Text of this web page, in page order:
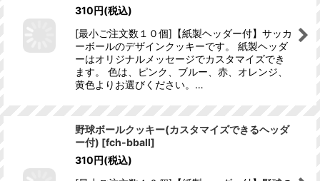
310円(税込)
[最小ご注文数１０個]【紙製ヘッダー付】サッカ
ーボールのデザインクッキーです。 紙製ヘッダ
ーはオリジナルメッセージでカスタマイズでき
ます。 色は、ピンク、ブルー、赤、オレンジ、
黄色よりお選びください。…
野球ボールクッキー(カスタマイズできるヘッダ
ー付) [fch-bball]
310円(税込)